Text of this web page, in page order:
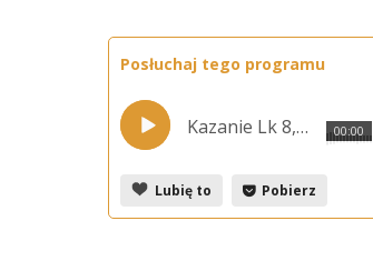
Posłuchaj tego programu
Kazanie Lk 8, 5-15 k. Marek Ławreszuk 1.11.2020.strona 00:00
Lubię to Pobierz